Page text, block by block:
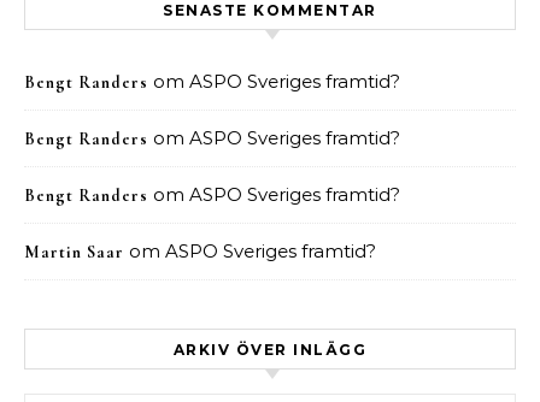
SENASTE KOMMENTAR
Bengt Randers om ASPO Sveriges framtid?
Bengt Randers om ASPO Sveriges framtid?
Bengt Randers om ASPO Sveriges framtid?
Martin Saar om ASPO Sveriges framtid?
ARKIV ÖVER INLÄGG